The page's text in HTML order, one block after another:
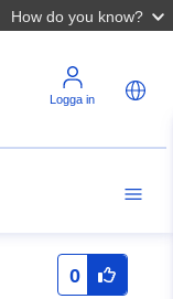
How do you know?
Logga in
0